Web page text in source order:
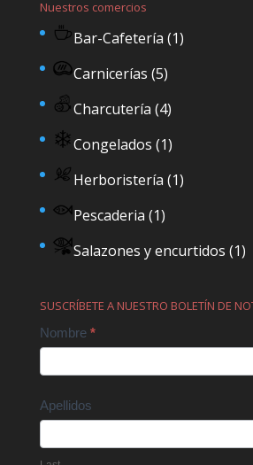
Nuestros comercios
Bar-Cafetería (1)
Carnicerías (5)
Charcutería (4)
Congelados (1)
Herboristería (1)
Pescaderia (1)
Salazones y encurtidos (1)
SUSCRÍBETE A NUESTRO BOLETÍN DE
Contact
Nombre *
Apellidos